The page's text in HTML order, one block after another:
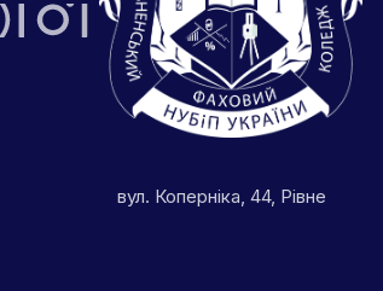
вул. Коперніка, 44, Рівне